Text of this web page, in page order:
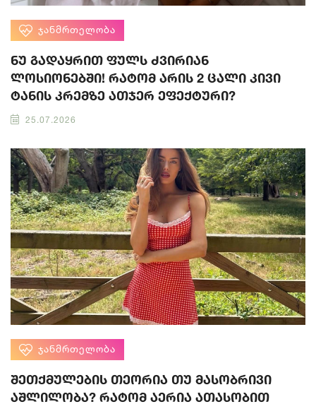
ᲯᲐᲜᲛᲠᲗᲔᲚᲝᲑᲐ
ნუ გადაყრით ფულს ძვირიან
ლოსიონებში! რატომ არის 2 ცალი კივი
ტანის კრემზე ათჯერ ეფექტური?
25.07.2026
ᲯᲐᲜᲛᲠᲗᲔᲚᲝᲑᲐ
შეთქმულების თეორია თუ მასობრივი
აშლილობა? რატომ აერია ათასობით